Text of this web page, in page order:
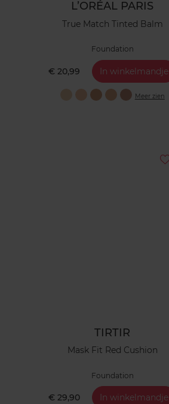
L’ORÉAL PARIS
True Match Tinted Balm
Foundation
€ 20,99 In winkelmandje
Meer zien
TIRTIR
Mask Fit Red Cushion
Foundation
€ 29,90 In winkelmandje